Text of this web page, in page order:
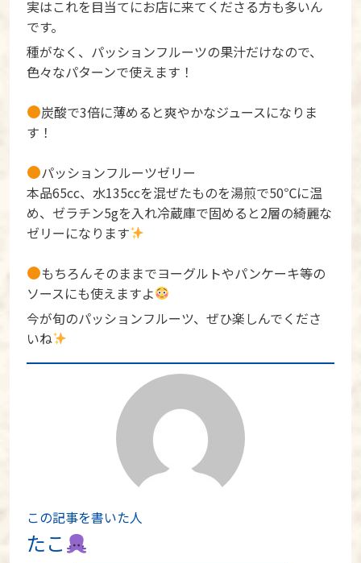
実はこれを目当てにお店に来てくださる方も多いん
です。
種がなく、パッションフルーツの果汁だけなので、
色々なパターンで使えます！
炭酸で3倍に薄めると爽やかなジュースになりま
す！
パッションフルーツゼリー
本品65cc、水135ccを混ぜたものを湯煎で50℃に温
め、ゼラチン5gを入れ冷蔵庫で固めると2層の綺麗な
ゼリーになります
もちろんそのままでヨーグルトやパンケーキ等の
ソースにも使えますよ
今が旬のパッションフルーツ、ぜひ楽しんでくださ
いね
この記事を書いた人
たこ